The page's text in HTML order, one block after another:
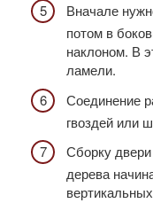
Вначале
потом в
наклоном. В
ламели.
Соединение
гвоздей или
Сборку
дерева